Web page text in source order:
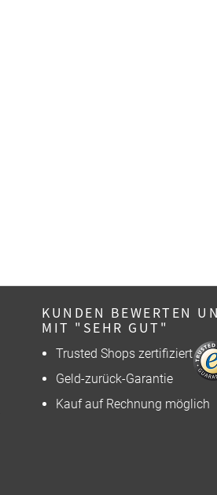
KUNDEN BEWERTEN
MIT "SEHR GUT"
Trusted Shops zertifiziert
Geld-zurück-Garantie
Kauf auf Rechnung möglich